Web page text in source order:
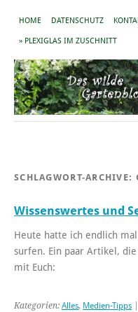
HOME DATENSCHUTZ
» PLEXIGLAS IM ZUSCHNITT
SCHLAGWORT-ARCHIVE:
Wissenswertes und
Heute hatte ich endlich
surfen. Ein paar Artikel,
mit Euch:
Kategorien: Alles, Medien-Tipps